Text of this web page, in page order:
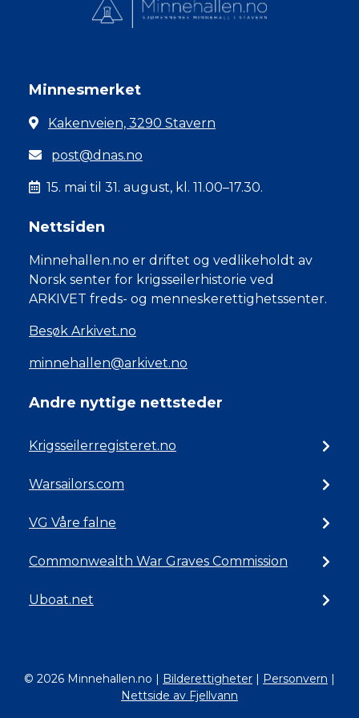
Minnesmerket
Kakenveien, 3290 Stavern
post@dnas.no
15. mai til 31. august, kl. 11.00–17.30.
Nettsiden
Minnehallen.no er driftet og vedlikeholdt av
Norsk senter for krigsseilerhistorie ved
ARKIVET freds- og menneskerettighetssenter.
Besøk Arkivet.no
minnehallen@arkivet.no
Andre nyttige nettsteder
Krigsseilerregisteret.no
Warsailors.com
VG Våre falne
Commonwealth War Graves Commission
Uboat.net
© 2026 Minnehallen.no | Bilderettigheter | Personvern |
Nettside av Fjellvann